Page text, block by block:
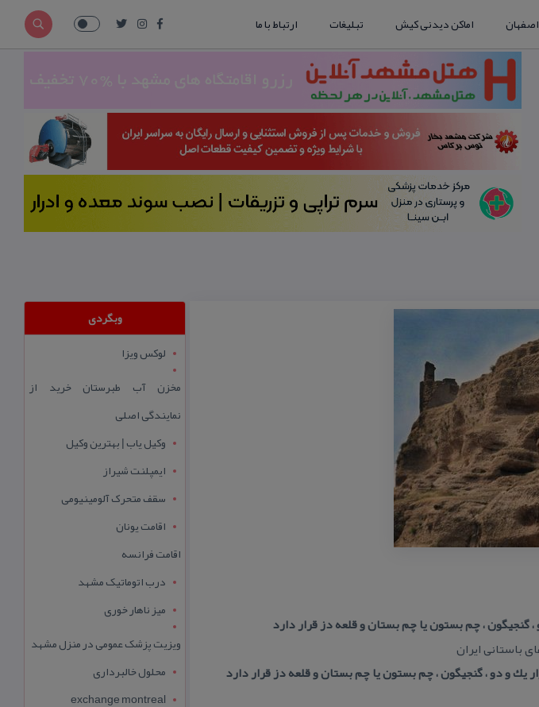
اماکن دیدنی کیش تبلیغات ارتباط با ما
گنجیگون ، چم بستون یا چم بستان و قلعه دز قرار دارد
باستانی ایران
و دو ، گنجیگون ، چم بستون یا چم بستان و قلعه دز قرار دارد
وبگردی
لوکس ویزا
مخزن آب طبرستان خرید از
نمایندگی اصلی
وکیل یاب | بهترین وکیل
ایمپلنت شیراز
سقف متحرک آلومینیومی
اقامت یونان
اقامت فرانسه
درب اتوماتیک مشهد
میز ناهار خوری
ویزیت پزشک عمومی در منزل مشهد
محلول خالبرداری
exchange montreal